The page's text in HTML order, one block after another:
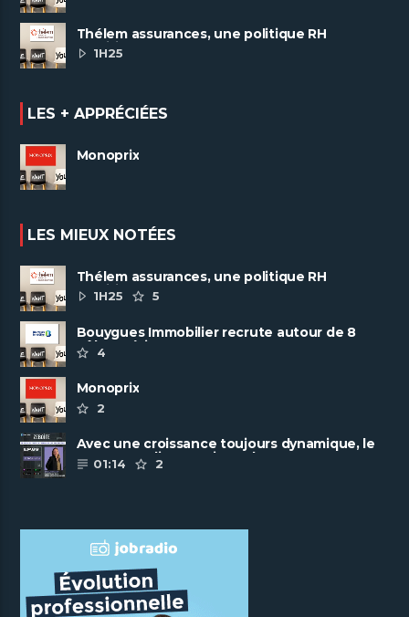
Thélem assurances, une politique RH
ambitieuse
1H25
LES + APPRÉCIÉES
Monoprix
LES MIEUX NOTÉES
Thélem assurances, une politique RH
ambitieuse
1H25 5
Bouygues Immobilier recrute autour de 8
pôles métiers
4
Monoprix
2
Avec une croissance toujours dynamique, le
groupe Scalian continue de ......
01:14 2